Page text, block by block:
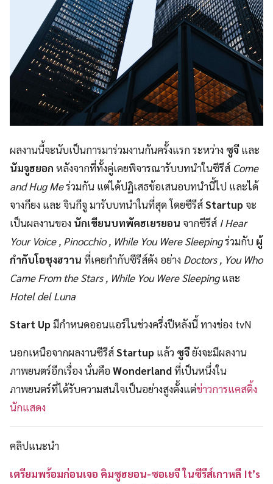
ผลงานนี้จะนับเป็นการมาร่วมงานกันครั้งแรก ระหว่าง ซูจีและ
นัมจูฮยอก หลังจากที่ทั้งคู่เคยพิจารณารับบทนำในซีรีส์ Come
and Hug Meร่วมกัน แต่ได้ปฏิเสธข้อเสนอบทนำนี้ไป และได้
จางกียง และ จินกีจู มารับบทนำในที่สุด โดยซีรีส์Startup จะ
เป็นผลงานของ นักเขียนบทพัคฮเยรยอน จากซีรีส์ I Hear
Your Voice , Pinocchio , While You Were Sleepingร่วมกับ ผู้
กำกับโอชุงฮวาน ที่เคยกำกับซีรีส์ดัง อย่าง Doctors , You Who
Came From the Stars , While You Were Sleepingและ
Hotel del Luna
Start Upมีกำหนดออนแอร์ในช่วงครึ่งปีหลังนี้ ทางช่อง tvN
นอกเหนือจากผลงานซีรีส์Startup แล้ว ซูจียังจะมีผลงาน
ภาพยนตร์อีกเรื่อง นั่นคือWonderlandที่เป็นหนึ่งใน
ภาพยนตร์ที่ได้รับความสนใจเป็นอย่างสูงตั้งแต่ข่าวการแคสติ้ง
นักแสดง
คลิปแนะนำ
เตรียมพร้อมก่อนเจอ คิมซูฮยอน-ซอเยจี ในซีรีส์เกาหลี It’s